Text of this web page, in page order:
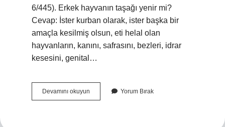
6/445). Erkek hayvanın taşağı yenir mi?
Cevap: İster kurban olarak, ister başka bir
amaçla kesilmiş olsun, eti helal olan
hayvanların, kanını, safrasını, bezleri, idrar
kesesini, genital…
Devamını okuyun
Hayvanı
Yorum Bırak